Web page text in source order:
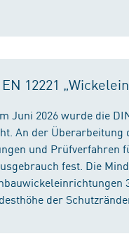
12221
Juni 2026 wurde die
An der
und Prüfverfahren
fest. Die
der